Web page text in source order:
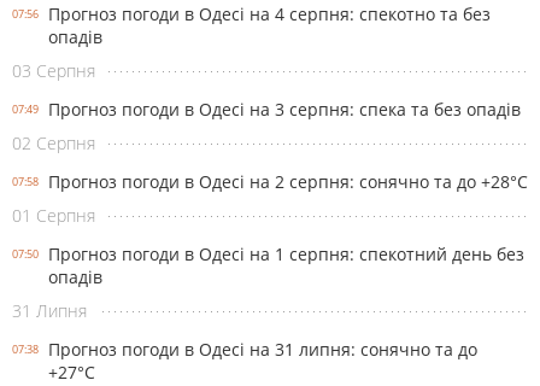
07:56
Прогноз погоди в Одесі на 4 серпня: спекотно та без
опадів
03 Серпня
07:49
Прогноз погоди в Одесі на 3 серпня: спека та без опадів
02 Серпня
07:58
Прогноз погоди в Одесі на 2 серпня: сонячно та до +28°С
01 Серпня
07:50
Прогноз погоди в Одесі на 1 серпня: спекотний день без
опадів
31 Липня
07:38
Прогноз погоди в Одесі на 31 липня: сонячно та до
+27°С